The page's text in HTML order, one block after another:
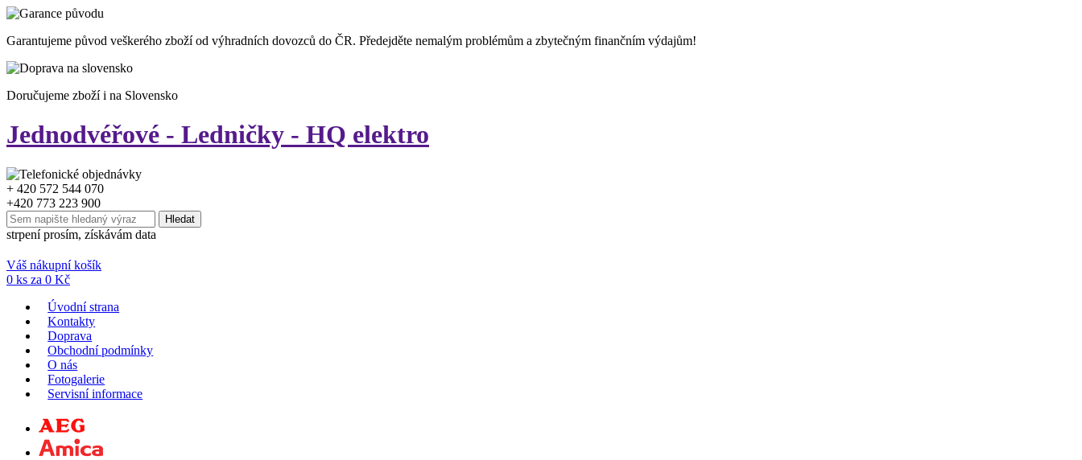
Garantujeme původ veškerého zboží od výhradních dovozců do ČR. Předejděte nemalým problémům a zbytečným finančním výdajům!
Doručujeme zboží i na Slovensko
Jednodvéřové - Ledničky - HQ elektro
+ 420 572 544 070
+420 773 223 900
strpení prosím, získávám data
Váš nákupní košík
0 ks za 0 Kč
Úvodní strana
Kontakty
Doprava
Obchodní podmínky
O nás
Fotogalerie
Servisní informace